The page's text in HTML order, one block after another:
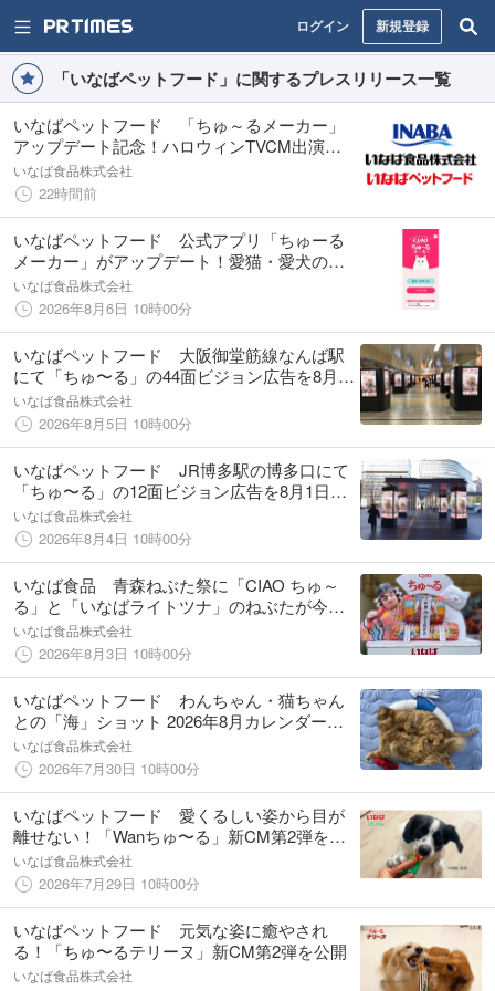
ログイン 新規登録
「いなばペットフード」に関するプレスリリース一覧
いなばペットフード 「ちゅ～るメーカー」
アップデート記念！ハロウィンTVCM出演の
わんちゃん、猫ちゃん動画を大募集
いなば食品株式会社
22時間前
いなばペットフード 公式アプリ「ちゅーる
メーカー」がアップデート！愛猫・愛犬のCM
風動画がさらに作りやすくリューアル
いなば食品株式会社
2026年8月6日 10時00分
いなばペットフード 大阪御堂筋線なんば駅
にて「ちゅ〜る」の44面ビジョン広告を8月1
日より放映開始！
いなば食品株式会社
2026年8月5日 10時00分
いなばペットフード JR博多駅の博多口にて
「ちゅ〜る」の12面ビジョン広告を8月1日よ
り放映開始！
いなば食品株式会社
2026年8月4日 10時00分
いなば食品 青森ねぶた祭に「CIAO ちゅ～
る」と「いなばライトツナ」のねぶたが今年
も登場！
いなば食品株式会社
2026年8月3日 10時00分
いなばペットフード わんちゃん・猫ちゃん
との「海」ショット 2026年8月カレンダー画
像を公開中！
いなば食品株式会社
2026年7月30日 10時00分
いなばペットフード 愛くるしい姿から目が
離せない！「Wanちゅ〜る」新CM第2弾を公
開
いなば食品株式会社
2026年7月29日 10時00分
いなばペットフード 元気な姿に癒やされ
る！「ちゅ〜るテリーヌ」新CM第2弾を公開
いなば食品株式会社